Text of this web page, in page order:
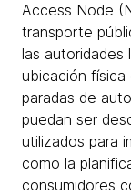
Access Node
transporte
las autoridades
ubicación
paradas de
puedan ser
utilizados para
como la
consumidores